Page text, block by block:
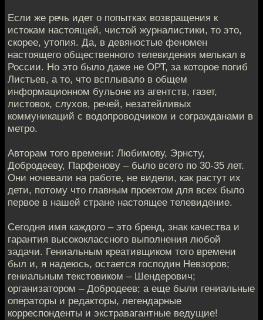
Если же речь идет о попытках возвращения к
истокам настоящей, чистой журналистики, то это,
скорее, утопия. Да, в девяностые феномен
настоящего общественного телевидения мелькал в
России. Но это было даже не ОРТ, за которое погиб
Листьев, а то, что всплывало в общем
информационном бульоне из агентств, газет,
листовок, слухов, речей, незатейливых
коммуникаций с водопроводчиком и согражданами в
метро.
Авторам того времени: Любимову, Эрнсту,
Добродееву, Парфенову – было всего по 30-35 лет.
Они ночевали на работе, не видели, как растут их
дети, потому что главным проектом для всех было
первое в нашей стране настоящее телевидение.
Сегодня имя каждого – это бренд, знак качества и
гарантия высококлассного выполнения любой
задачи. Гениальным креативщиком того времени
был и, я надеюсь, остается господин Невзоров;
гениальным текстовиком – Шендерович;
организатором – Добродеев; а еще были гениальные
операторы и редакторы, легендарные
корреспонденты и экстравагантные ведущие!